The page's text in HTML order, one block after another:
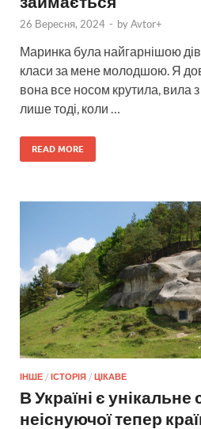
26 Вересня, 2024 - byAvtor+
Маринка була найгарнішою
класи за мене молодшою. Я
вона все носом крутила, вила
лише тоді, коли …
READ MORE
ІНШЕ / ІСТОРІЯ / ЦІКАВЕ
В Україні є
неіснуючої тепер